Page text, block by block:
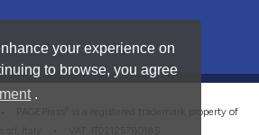
your experience on
to browse, you agree
.
is a registered trademark property of
srl, Italy • VAT: IT02125780185